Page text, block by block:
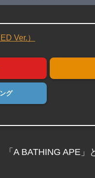
Ver.）
グ
A BATHING APE」